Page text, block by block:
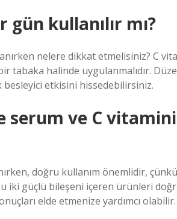
kullanılır mı?
nelere dikkat etmelisiniz? C
tabaka halinde uygulanmalıdır.
besleyici etkisini hissedebilirsiniz.
serum ve C
doğru kullanım önemlidir,
iki güçlü bileşeni içeren ürünleri
elde etmenize yardımcı olabilir.